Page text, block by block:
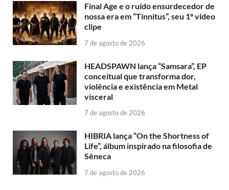
Final Age e o ruído ensurdecedor de
nossa era em “Tinnitus”, seu 1º vídeo
clipe
7 de agosto de 2026
HEADSPAWN lança “Samsara”, EP
conceitual que transforma dor,
violência e existência em Metal
visceral
7 de agosto de 2026
HIBRIA lança “On the Shortness of
Life”, álbum inspirado na filosofia de
Sêneca
7 de agosto de 2026